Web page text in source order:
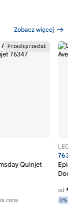
Zobacz więcej
Quinjet
cena
od
0%